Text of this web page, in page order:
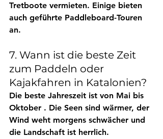
Tretboote vermieten. Einige bieten
auch geführte Paddleboard-Touren
an.
7. Wann ist die beste Zeit
zum Paddeln oder
Kajakfahren in Katalonien?
Die beste Jahreszeit ist von Mai bis
Oktober . Die Seen sind wärmer, der
Wind weht morgens schwächer und
die Landschaft ist herrlich.